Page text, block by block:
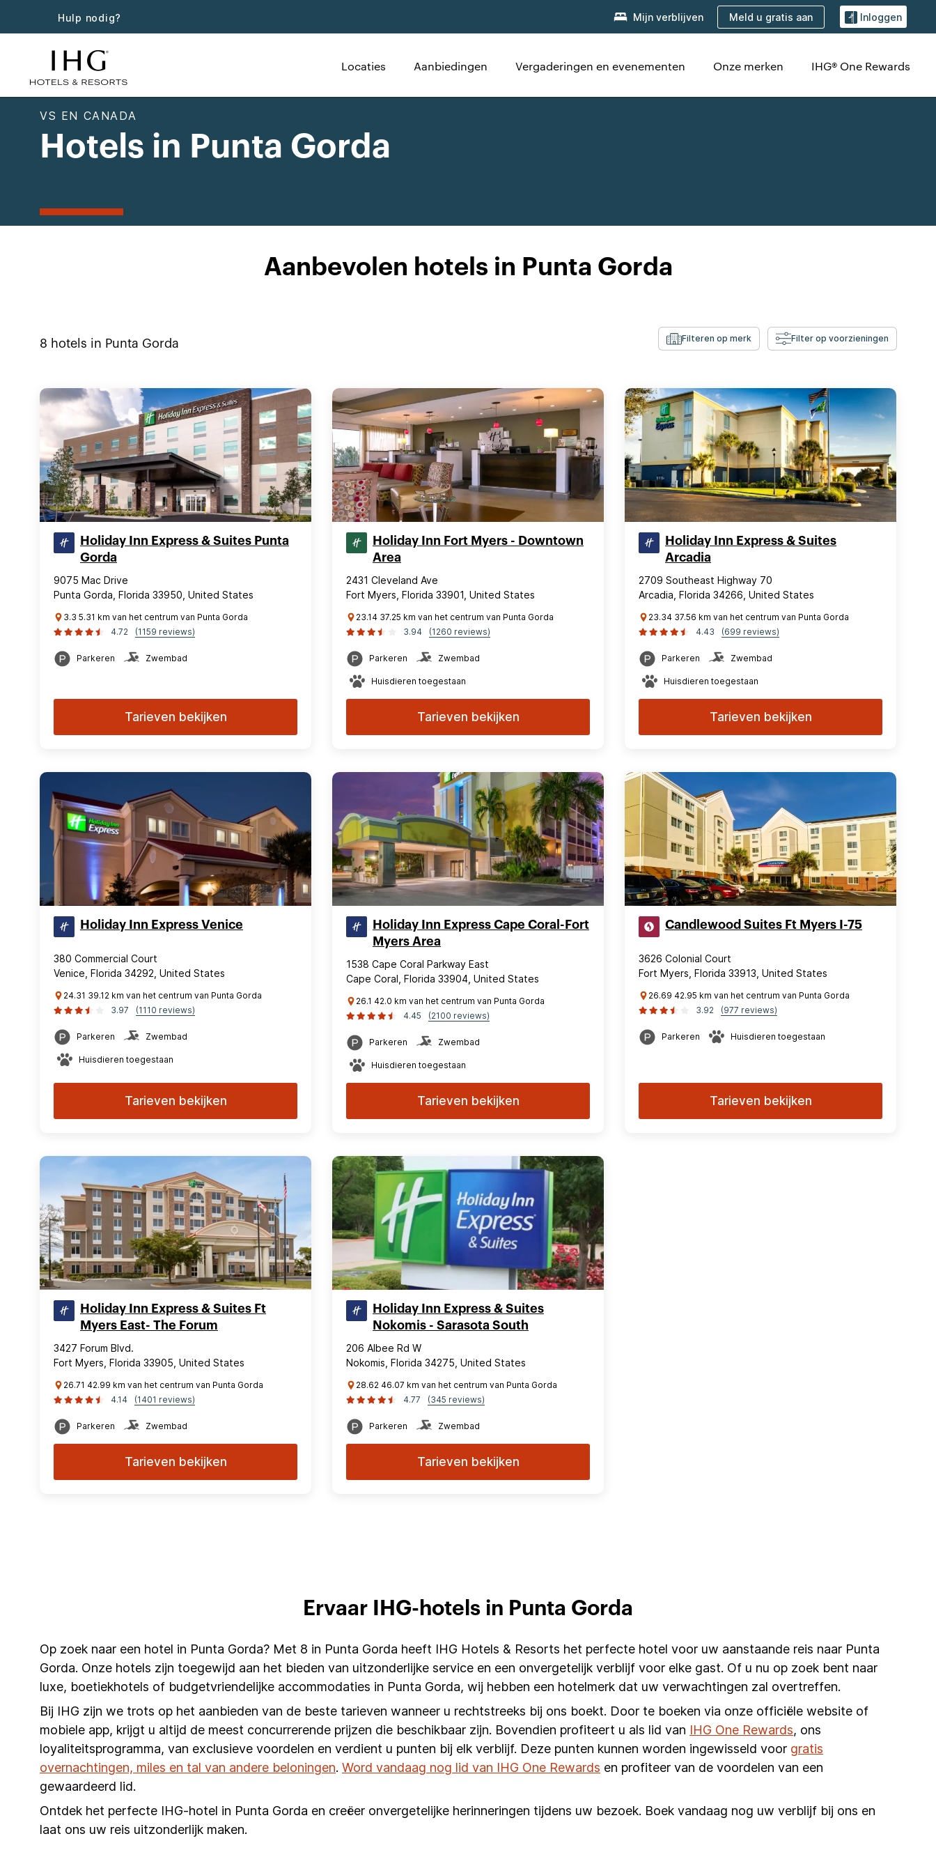
Hulp nodig? Mijn verblijven Meld u gratis aan Inloggen
Locaties Aanbiedingen Vergaderingen en evenementen Onze merken IHG® One Rewards
VS EN CANADA
Hotels in Punta Gorda
Aanbevolen hotels in Punta Gorda
8 hotels in Punta Gorda Filteren op merk Filter op voorzieningen
Holiday Inn Express & Suites Punta
Gorda
9075 Mac Drive
Punta Gorda, Florida 33950, United States
3.3 5.31 km van het centrum van Punta Gorda
4.72
(1159 reviews)
Parkeren Zwembad
Tarieven bekijken
Holiday Inn Fort Myers - Downtown
Area
2431 Cleveland Ave
Fort Myers, Florida 33901, United States
23.14 37.25 km van het centrum van Punta Gorda
3.94
(1260 reviews)
Parkeren Zwembad
Huisdieren toegestaan
Tarieven bekijken
Holiday Inn Express & Suites
Arcadia
2709 Southeast Highway 70
Arcadia, Florida 34266, United States
23.34 37.56 km van het centrum van Punta Gorda
4.43
(699 reviews)
Parkeren Zwembad
Huisdieren toegestaan
Tarieven bekijken
Holiday Inn Express Venice
380 Commercial Court
Venice, Florida 34292, United States
24.31 39.12 km van het centrum van Punta Gorda
3.97
(1110 reviews)
Parkeren Zwembad
Huisdieren toegestaan
Tarieven bekijken
Holiday Inn Express Cape Coral-Fort
Myers Area
1538 Cape Coral Parkway East
Cape Coral, Florida 33904, United States
26.1 42.0 km van het centrum van Punta Gorda
4.45
(2100 reviews)
Parkeren Zwembad
Huisdieren toegestaan
Tarieven bekijken
Candlewood Suites Ft Myers I-75
3626 Colonial Court
Fort Myers, Florida 33913, United States
26.69 42.95 km van het centrum van Punta Gorda
3.92
(977 reviews)
Parkeren Huisdieren toegestaan
Tarieven bekijken
Holiday Inn Express & Suites Ft
Myers East- The Forum
3427 Forum Blvd.
Fort Myers, Florida 33905, United States
26.71 42.99 km van het centrum van Punta Gorda
4.14
(1401 reviews)
Parkeren Zwembad
Tarieven bekijken
Holiday Inn Express & Suites
Nokomis - Sarasota South
206 Albee Rd W
Nokomis, Florida 34275, United States
28.62 46.07 km van het centrum van Punta Gorda
4.77
(345 reviews)
Parkeren Zwembad
Tarieven bekijken
Ervaar IHG-hotels in Punta Gorda
Op zoek naar een hotel in Punta Gorda? Met 8 in Punta Gorda heeft IHG Hotels & Resorts het perfecte hotel voor uw aanstaande reis naar Punta
Gorda. Onze hotels zijn toegewijd aan het bieden van uitzonderlijke service en een onvergetelijk verblijf voor elke gast. Of u nu op zoek bent naar
luxe, boetiekhotels of budgetvriendelijke accommodaties in Punta Gorda, wij hebben een hotelmerk dat uw verwachtingen zal overtreffen.
Bij IHG zijn we trots op het aanbieden van de beste tarieven wanneer u rechtstreeks bij ons boekt. Door te boeken via onze officiële website of
mobiele app, krijgt u altijd de meest concurrerende prijzen die beschikbaar zijn. Bovendien profiteert u als lid van IHG One Rewards, ons
loyaliteitsprogramma, van exclusieve voordelen en verdient u punten bij elk verblijf. Deze punten kunnen worden ingewisseld voor gratis
overnachtingen, miles en tal van andere beloningen. Word vandaag nog lid van IHG One Rewards en profiteer van de voordelen van een
gewaardeerd lid.
Ontdek het perfecte IHG-hotel in Punta Gorda en creëer onvergetelijke herinneringen tijdens uw bezoek. Boek vandaag nog uw verblijf bij ons en
laat ons uw reis uitzonderlijk maken.